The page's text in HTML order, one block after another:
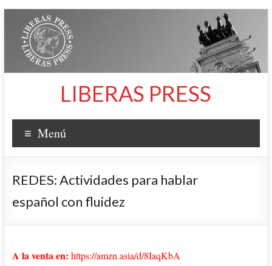
contenido
LIBERAS PRESS
Menú
REDES: Actividades para hablar
español con fluidez
A la venta en: https://amzn.asia/d/8IaqKbA